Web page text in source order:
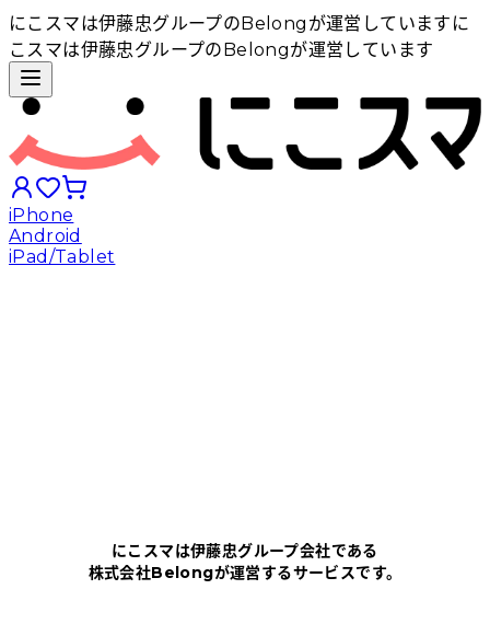
にこスマは伊藤忠グループのBelongが運営しています に
こスマは伊藤忠グループのBelongが運営しています
iPhone
Android
iPad/Tablet
にこスマについて
にこスマは伊藤忠グループ会社である
株式会社Belongが運営するサービスです。